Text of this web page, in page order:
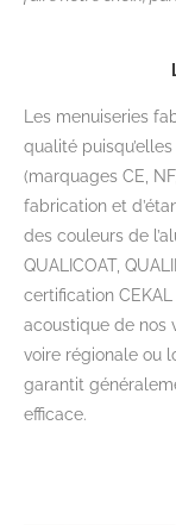
Les menuiseries
qualité
(marquages CE,
fabrication et
des couleurs de
QUALICOAT,
certification
acoustique de nos
voire régionale ou
garantit
efficace.